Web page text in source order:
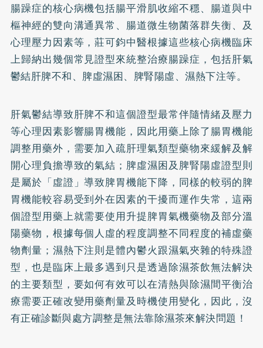
腸躁症的核心病機包括腸平滑肌收縮不穩、腸道與中
樞神經的雙向溝通異常、腸道微生物菌落群失衡、及
心理壓力因素等，莊可鈞中醫根據這些核心病機臨床
上歸納出幾個常見證型來統整治療腸躁症，包括肝氣
鬱結肝脾不和、脾虛濕困、脾腎陽虛、濕熱下注等。
肝氣鬱結導致肝脾不和這個證型最常伴隨情緒及壓力
等心理因素影響腸胃機能，因此用藥上除了腸胃機能
調整用藥外，需要加入疏肝理氣類型藥物來緩解及解
開心理負擔導致的氣結；脾虛濕困及脾腎陽虛證型則
是屬於「虛證」導致脾胃機能下降，同樣的較弱的脾
胃機能較容易受到外在因素的干擾而運作失常，這兩
個證型用藥上就需要使用升提脾胃氣機藥物及部分溫
陽藥物，根據每個人虛的程度調整不同程度的補虛藥
物劑量；濕熱下注則是體內鬱火跟濕氣夾雜的特殊證
型，也是臨床上最多遇到只是透過除濕茶飲無法解決
的主要類型，要如何有效可以在清熱與除濕間平衡治
療需要正確改變用藥劑量及時機使用變化，因此，沒
有正確診斷與處方調整是無法靠除濕茶來解決問題！